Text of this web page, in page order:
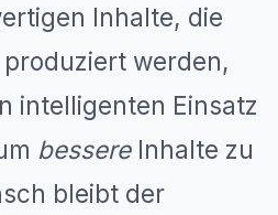
Inhalte, die
werden,
intelligenten Einsatz
bessereInhalte zu
bleibt der